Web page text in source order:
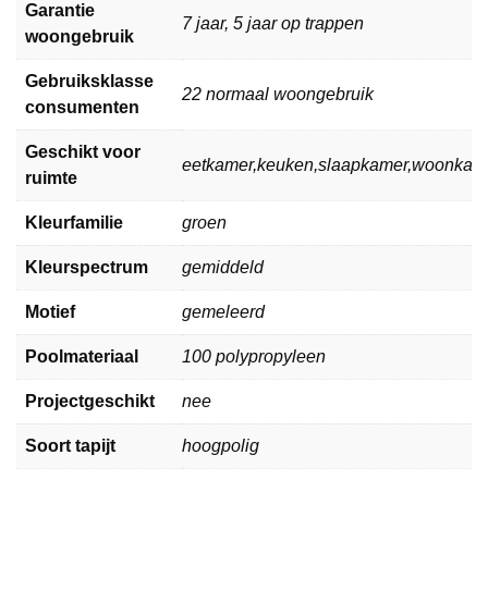
Garantie
woongebruik
7 jaar, 5 jaar op trappen
Gebruiksklasse
consumenten
22 normaal woongebruik
Geschikt voor
ruimte
Kleurfamilie groen
Kleurspectrum gemiddeld
Motief gemeleerd
Poolmateriaal 100 polypropyleen
Projectgeschikt nee
Soort tapijt hoogpolig